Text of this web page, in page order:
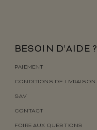
BESOIN D’AIDE ?
PAIEMENT
CONDITIONS DE LIVRAISON
SAV
CONTACT
FOIRE AUX QUESTIONS